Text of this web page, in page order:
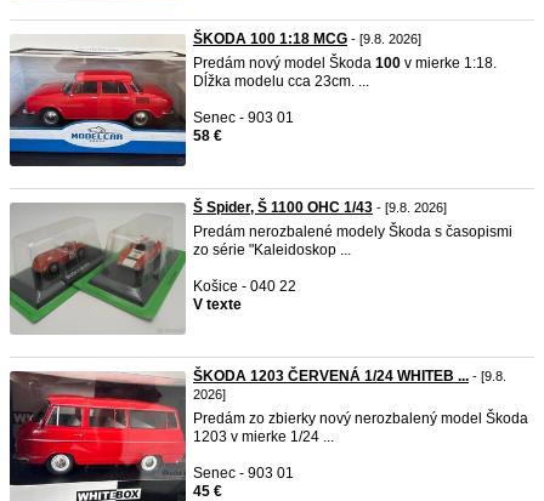
ŠKODA 100 1:18 MCG - [9.8. 2026]
Predám nový model Škoda 100 v mierke 1:18.
Dĺžka modelu cca 23cm. ...
Senec - 903 01
58 €
Š Spider, Š 1100 OHC 1/43 - [9.8. 2026]
Predám nerozbalené modely Škoda s časopismi
zo série "Kaleidoskop ...
Košice - 040 22
V texte
ŠKODA 1203 ČERVENÁ 1/24 WHITEB ... - [9.8.
2026]
Predám zo zbierky nový nerozbalený model Škoda
1203 v mierke 1/24 ...
Senec - 903 01
45 €